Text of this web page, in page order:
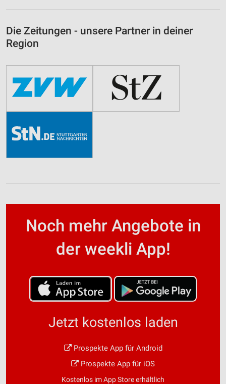
Die Zeitungen - unsere Partner in deiner
Region
Noch mehr Angebote in
der weekli App!
Jetzt kostenlos laden
Prospekte App für Android
Prospekte App für iOS
Kostenlos im App Store erhältlich